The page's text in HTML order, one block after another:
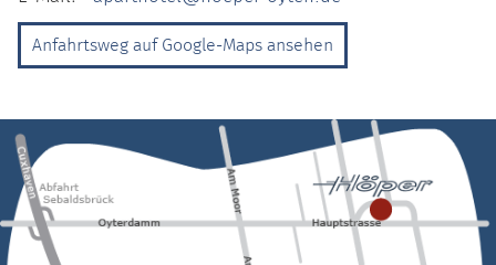
Anfahrtsweg auf Google-Maps ansehen